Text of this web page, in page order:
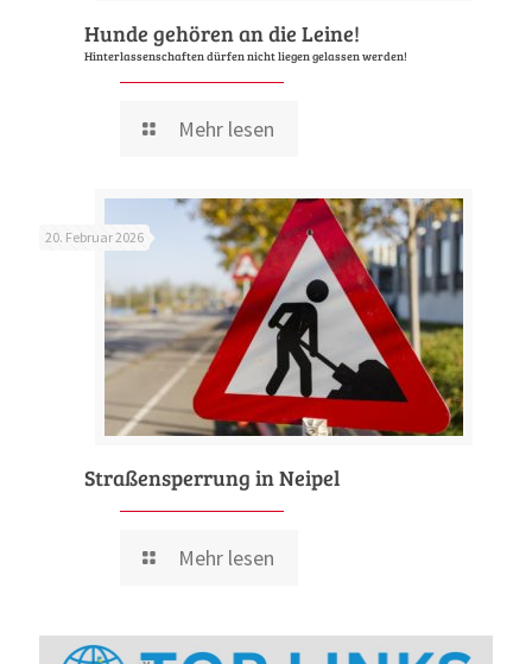
Hunde gehören an die Leine!
Hinterlassenschaften dürfen nicht liegen gelassen werden!
Mehr lesen
20. Februar 2026
Straßensperrung in Neipel
Mehr lesen